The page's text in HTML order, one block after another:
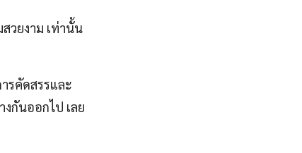
วยงาม เท่านั้น
รคัดสรรและ
กันออกไป เลย